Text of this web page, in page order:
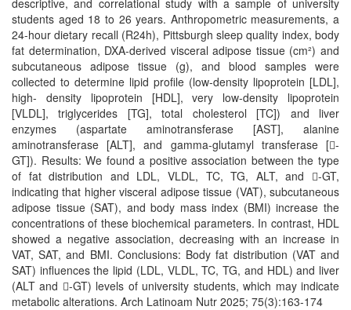
descriptive, and correlational study with a sample of university
students aged 18 to 26 years. Anthropometric measurements, a
24-hour dietary recall (R24h), Pittsburgh sleep quality index, body
fat determination, DXA-derived visceral adipose tissue (cm²) and
subcutaneous adipose tissue (g), and blood samples were
collected to determine lipid profile (low-density lipoprotein [LDL],
high- density lipoprotein [HDL], very low-density lipoprotein
[VLDL], triglycerides [TG], total cholesterol [TC]) and liver
enzymes (aspartate aminotransferase [AST], alanine
aminotransferase [ALT], and gamma-glutamyl transferase [-
GT]). Results: We found a positive association between the type
of fat distribution and LDL, VLDL, TC, TG, ALT, and -GT,
indicating that higher visceral adipose tissue (VAT), subcutaneous
adipose tissue (SAT), and body mass index (BMI) increase the
concentrations of these biochemical parameters. In contrast, HDL
showed a negative association, decreasing with an increase in
VAT, SAT, and BMI. Conclusions: Body fat distribution (VAT and
SAT) influences the lipid (LDL, VLDL, TC, TG, and HDL) and liver
(ALT and -GT) levels of university students, which may indicate
metabolic alterations. Arch Latinoam Nutr 2025; 75(3):163-174